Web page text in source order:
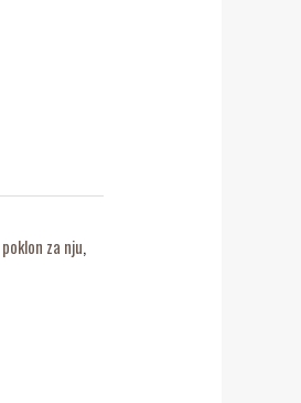
poklon za nju,